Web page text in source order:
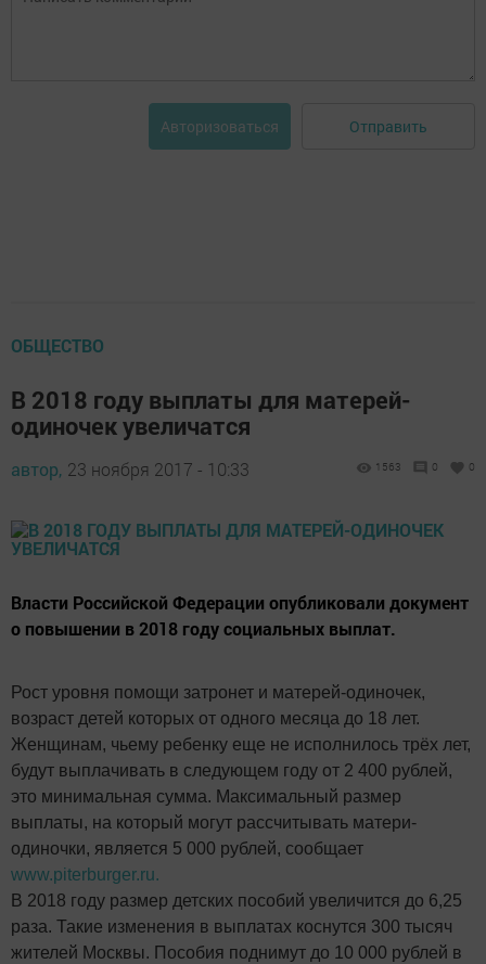
Авторизоваться Отправить
ОБЩЕСТВО
В 2018 году выплаты для матерей-
одиночек увеличатся
автор, 23 ноября 2017 - 10:33 1563 0 0
Власти Российской Федерации опубликовали документ
о повышении в 2018 году социальных выплат.
Рост уровня помощи затронет и матерей-одиночек,
возраст детей которых от одного месяца до 18 лет.
Женщинам, чьему ребенку еще не исполнилось трёх лет,
будут выплачивать в следующем году от 2 400 рублей,
это минимальная сумма. Максимальный размер
выплаты, на который могут рассчитывать матери-
одиночки, является 5 000 рублей, сообщает
www.piterburger.ru.
В 2018 году размер детских пособий увеличится до 6,25
раза. Такие изменения в выплатах коснутся 300 тысяч
жителей Москвы. Пособия поднимут до 10 000 рублей в